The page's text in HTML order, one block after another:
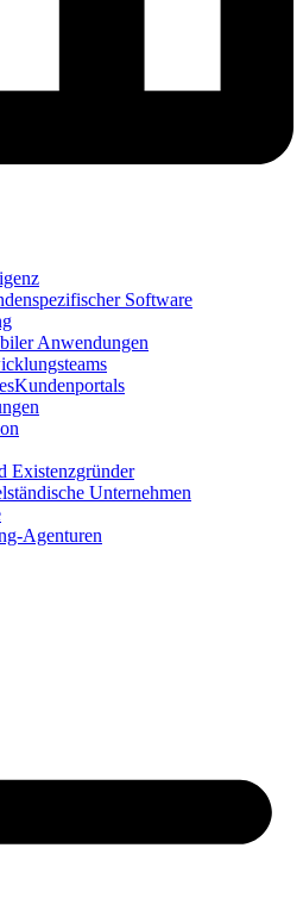
Software
Anwendungen
Existenzgründer
Unternehmen
Agenturen